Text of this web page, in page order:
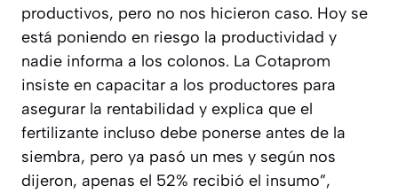
productivos, pero no nos hicieron caso. Hoy se
está poniendo en riesgo la productividad y
nadie informa a los colonos. La Cotaprom
insiste en capacitar a los productores para
asegurar la rentabilidad y explica que el
fertilizante incluso debe ponerse antes de la
siembra, pero ya pasó un mes y según nos
dijeron, apenas el 52% recibió el insumo”,